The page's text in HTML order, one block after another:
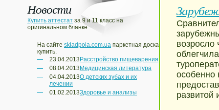
Новости
Купить аттестат за 9 и 11 класс на
оригинальном бланке
На сайте skladpola.com.ua паркетная доска
купить.
23.04.2013 Расстройство пищеварения
08.04.2013 Медицинская литература
04.04.2013О детских зубах и их
лечении
01.02.2013Здоровье и анализы
возросло
особенно
развитой